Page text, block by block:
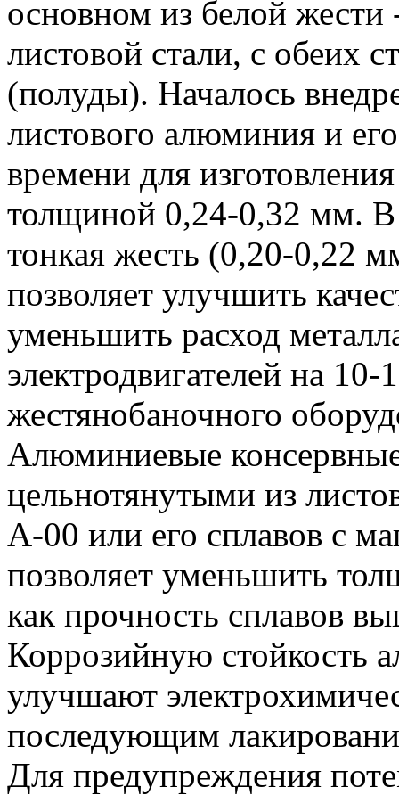
основном из белой жести
листовой стали, с обеих
(полуды). Началось
листового алюминия и
времени для
толщиной 0,24-0,32 мм. В
тонкая жесть (0,20-0,22
позволяет улучшить
уменьшить расход
электродвигателей на
жестянобаночного
Алюминиевые
цельнотянутыми из
А-00 или его сплавов с
позволяет уменьшить
как прочность сплавов
Коррозийную стойкость
улучшают
последующим
Для предупреждения